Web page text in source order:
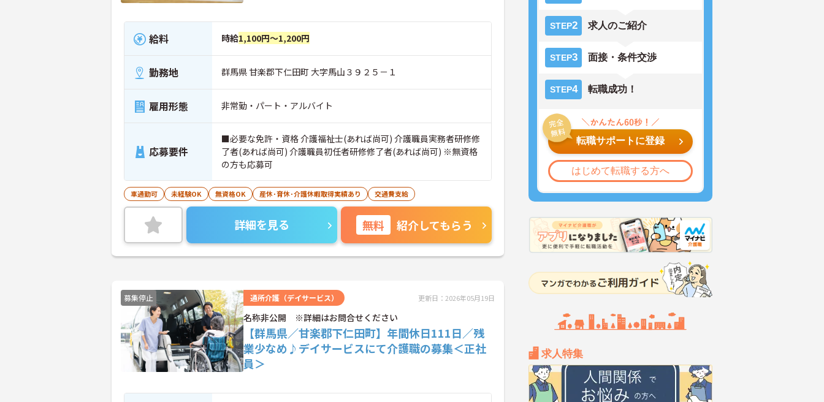
STEP2 求人のご紹介
STEP3 面接・条件交渉
STEP4 転職成功！
転職サポートに登録
はじめて転職する方へ
求人特集
給料 時給1,100円～1,200円
勤務地 群馬県 甘楽郡下仁田町 大字馬山３９２５－１
雇用形態 非常勤・パート・アルバイト
応募要件
■必要な免許・資格 介護福祉士(あれば尚可) 介護職員実務者研修修
了者(あれば尚可) 介護職員初任者研修修了者(あれば尚可) ※無資格
の方も応募可
車通勤可 未経験OK 無資格OK 産休･育休･介護休暇取得実績あり 交通費支給
詳細を見る 無料 紹介してもらう
募集停止 通所介護（デイサービス） 更新日：2026年05月19日
名称非公開 ※詳細はお問合せください
【群馬県／甘楽郡下仁田町】年間休日111日／残
業少なめ♪デイサービスにて介護職の募集＜正社
員＞